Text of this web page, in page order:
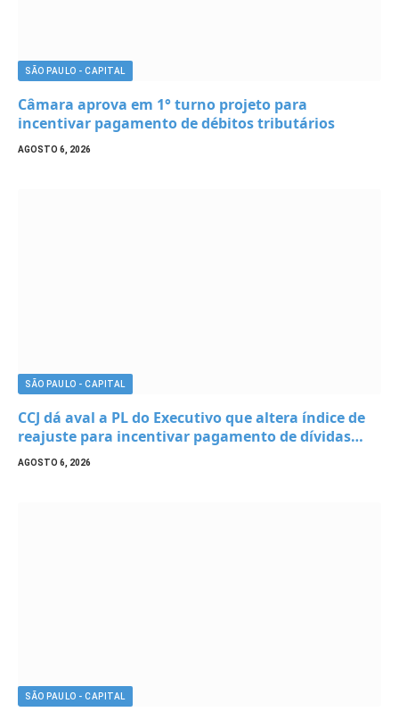
SÃO PAULO - CAPITAL
Câmara aprova em 1° turno projeto para
incentivar pagamento de débitos tributários
AGOSTO 6, 2026
SÃO PAULO - CAPITAL
CCJ dá aval a PL do Executivo que altera índice de
reajuste para incentivar pagamento de dívidas
tributárias
AGOSTO 6, 2026
SÃO PAULO - CAPITAL